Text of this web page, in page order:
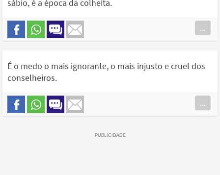
sábio, é a época da colheita.
...
É o medo o mais ignorante, o mais injusto e cruel dos
conselheiros.
...